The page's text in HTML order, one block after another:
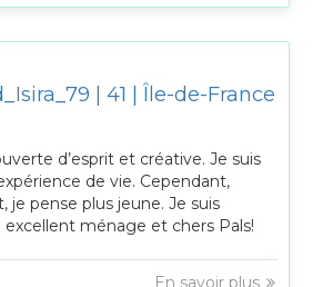
| 41 | Île-de-France
d’esprit et créative. Je suis
de vie. Cependant,
je pense plus jeune. Je suis
excellent ménage et chers Pals!
En savoir plus